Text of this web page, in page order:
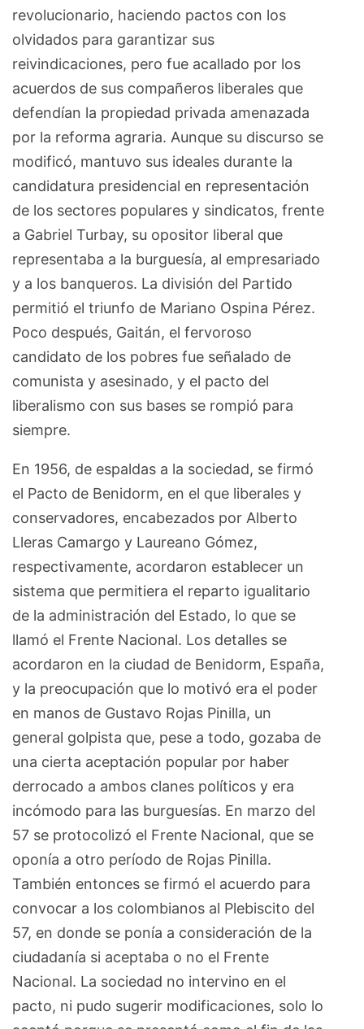
revolucionario, haciendo pactos con los
olvidados para garantizar sus
reivindicaciones, pero fue acallado por los
acuerdos de sus compañeros liberales que
defendían la propiedad privada amenazada
por la reforma agraria. Aunque su discurso se
modificó, mantuvo sus ideales durante la
candidatura presidencial en representación
de los sectores populares y sindicatos, frente
a Gabriel Turbay, su opositor liberal que
representaba a la burguesía, al empresariado
y a los banqueros. La división del Partido
permitió el triunfo de Mariano Ospina Pérez.
Poco después, Gaitán, el fervoroso
candidato de los pobres fue señalado de
comunista y asesinado, y el pacto del
liberalismo con sus bases se rompió para
siempre.
En 1956, de espaldas a la sociedad, se firmó
el Pacto de Benidorm, en el que liberales y
conservadores, encabezados por Alberto
Lleras Camargo y Laureano Gómez,
respectivamente, acordaron establecer un
sistema que permitiera el reparto igualitario
de la administración del Estado, lo que se
llamó el Frente Nacional. Los detalles se
acordaron en la ciudad de Benidorm, España,
y la preocupación que lo motivó era el poder
en manos de Gustavo Rojas Pinilla, un
general golpista que, pese a todo, gozaba de
una cierta aceptación popular por haber
derrocado a ambos clanes políticos y era
incómodo para las burguesías. En marzo del
57 se protocolizó el Frente Nacional, que se
oponía a otro período de Rojas Pinilla.
También entonces se firmó el acuerdo para
convocar a los colombianos al Plebiscito del
57, en donde se ponía a consideración de la
ciudadanía si aceptaba o no el Frente
Nacional. La sociedad no intervino en el
pacto, ni pudo sugerir modificaciones, solo lo